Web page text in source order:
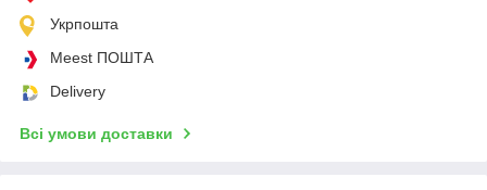
Укрпошта
Meest ПОШТА
Delivery
Всі умови доставки